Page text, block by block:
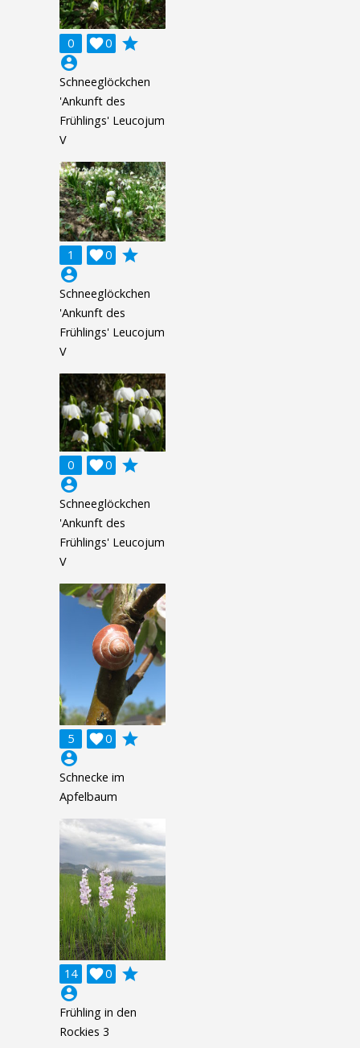
0 0

grade
account_circle
Schneeglöckchen
'Ankunft des
Frühlings' Leucojum
V
1 0

grade
account_circle
Schneeglöckchen
'Ankunft des
Frühlings' Leucojum
V
0 0

grade
account_circle
Schneeglöckchen
'Ankunft des
Frühlings' Leucojum
V
5 0

grade
account_circle
Schnecke im
Apfelbaum
14 0

grade
account_circle
Frühling in den
Rockies 3